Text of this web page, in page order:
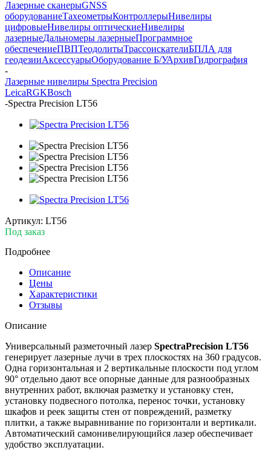
Лазерные сканерыGNSS
оборудованиеТахеометрыКонтроллерыНивелиры
цифровыеНивелиры оптическиеНивелиры
лазерныеДальномеры лазерныеПрограммное
обеспечениеПВПТеодолитыТрассоискателиБПЛА для
геодезииАксессуарыОборудование Б/УАрхивГидрография
-
Лазерные нивелиры Spectra Precision
LeicaRGKBosch
-Spectra Precision LT56
Артикул: LT56
Под заказ
Подробнее
Описание
Цены
Характеристики
Отзывы
Описание
Универсальный разметочный лазер SpectraPrecision LТ56
генерирует лазерные лучи в трех плоскостях на 360 градусов.
Одна горизонтальная и 2 вертикальные плоскости под углом
90° отдельно дают все опорные данные для разнообразных
внутренних работ, включая разметку и установку стен,
установку подвесного потолка, перенос точки, установку
шкафов и реек защиты стен от повреждений, разметку
плитки, а также выравнивание по горизонтали и вертикали.
Автоматический самонивелирующийся лазер обеспечивает
удобство эксплуатации.